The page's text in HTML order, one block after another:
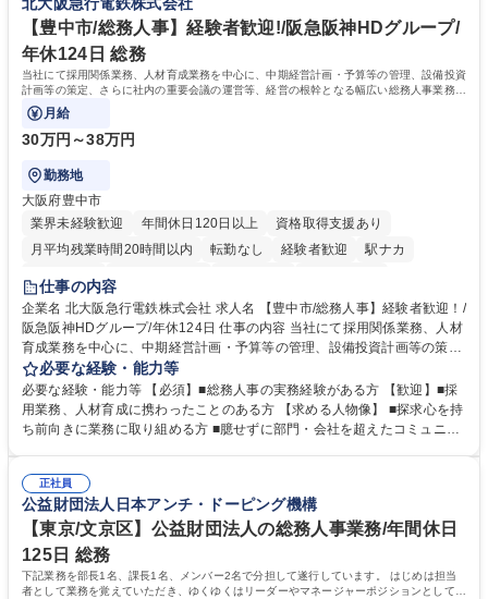
ほぼなし/年休123日
テップアップできます。また、残業は通常月ほぼなく、決算月でも10時間
未満のため、無理なく経理として専門性を身につけられる環境です。 学
歴・資格 学歴：大学院 大学 高専 短大 専修学校 高校 語学力： 資格：日商
簿記検定1級 日商簿記検定2級
【豊中市/総務人事】経験者歓迎!/阪急阪神HDグループ/
年休124日 総務
当社にて採用関係業務、人材育成業務を中心に、中期経営計画・予算等の管理、設備投資
計画等の策定、さらに社内の重要会議の運営等、経営の根幹となる幅広い総務人事業務全
般を担当していただきます。
月給
30万円～38万円
勤務地
大阪府豊中市
業界未経験歓迎
年間休日120日以上
資格取得支援あり
月平均残業時間20時間以内
転勤なし 経験者歓迎
駅ナカ
退職金あり
土日祝休み
服装自由 昼食補助あり 食事補助あり
仕事の内容
企業名 北大阪急行電鉄株式会社 求人名 【豊中市/総務人事】経験者歓迎！/
阪急阪神HDグループ/年休124日 仕事の内容 当社にて採用関係業務、人材
育成業務を中心に、中期経営計画・予算等の管理、設備投資計画等の策
定、さらに社内の重要会議の運営等、経営の根幹となる幅広い総務人事業
務全般を担当していただきます。 【主な業務内容】 ■採用関係業務および
人材育成(社員研修)業務の推進 ■中期経営計画および予算等の管理 ■設備
投資計画等の策定 ■社内の重要会議の運営 ■その他総務人事業務全般 【入
務人事】経験者歓迎！/阪急阪神HDグループ/年休124日
必要な経験・能力等
必要な経験・能力等 【必須】■総務人事の実務経験がある方 【歓迎】■採
用業務、人材育成に携わったことのある方 【求める人物像】 ■探求心を持
ち前向きに業務に取り組める方 ■臆せずに部門・会社を超えたコミュニケ
囲のメンバーと協調しつつ主体性を持って能動的に業務を推進できる方 学
歴・資格 学歴：大学院 大学 高専 短大 専修学校 高校 語学力： 資格：
正社員
公益財団法人日本アンチ・ドーピング機構
【東京/文京区】公益財団法人の総務人事業務/年間休日
125日 総務
下記業務を部長1名、課長1名、メンバー2名で分担して遂行しています。 はじめは担当
者として業務を覚えていただき、ゆくゆくはリーダーやマネージャーポジションとして活